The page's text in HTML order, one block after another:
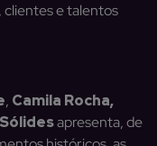
e talentos
, Camila Rocha,
apresenta, de